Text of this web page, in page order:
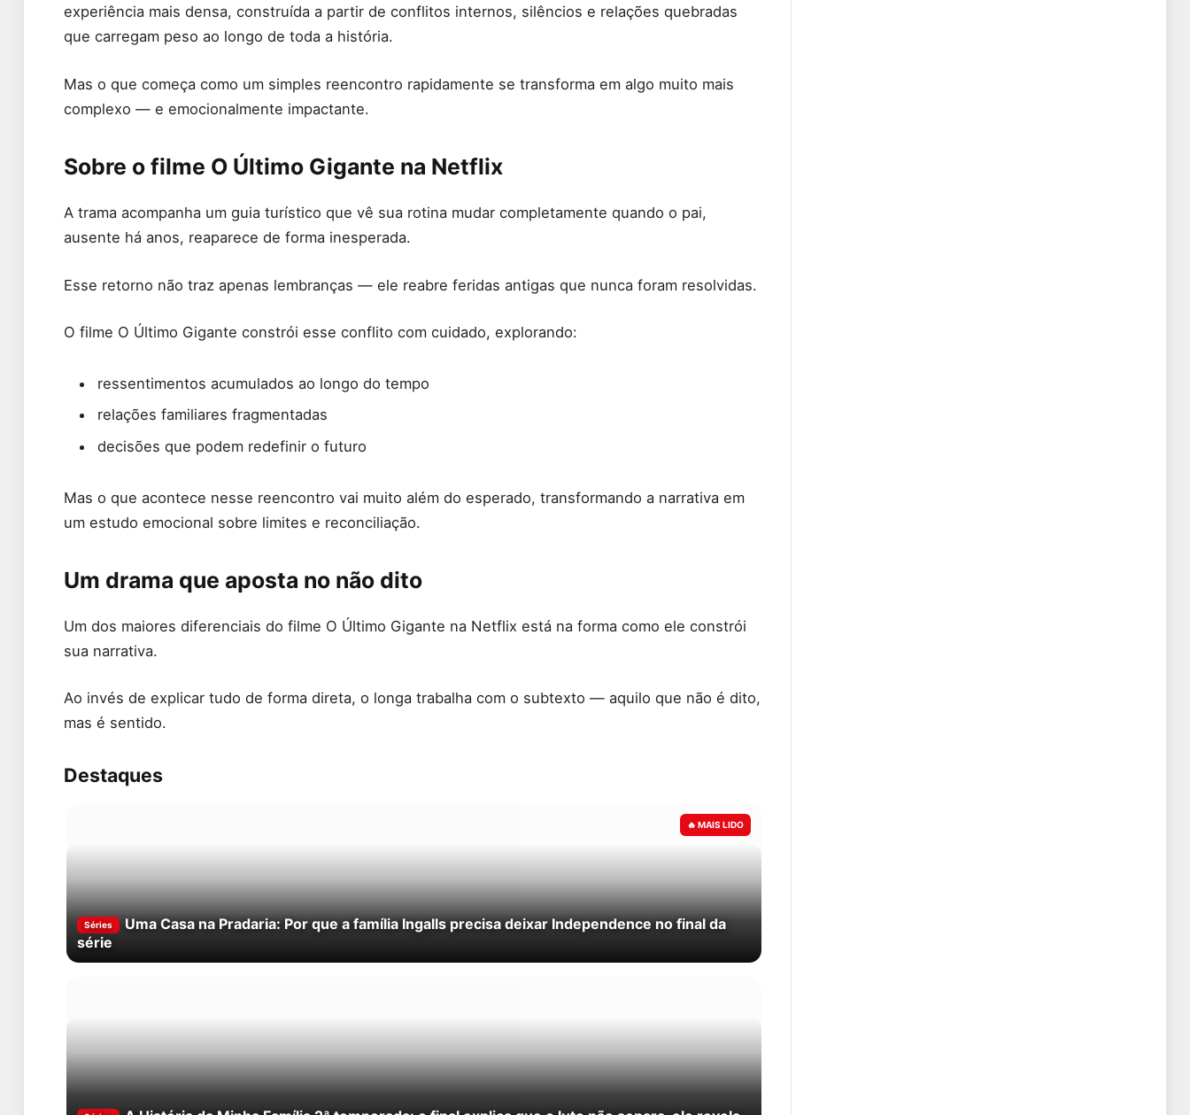
experiência mais densa, construída a partir de conflitos internos, silêncios e relações quebradas
que carregam peso ao longo de toda a história.
Mas o que começa como um simples reencontro rapidamente se transforma em algo muito mais
complexo — e emocionalmente impactante.
Sobre o filme O Último Gigante na Netflix
A trama acompanha um guia turístico que vê sua rotina mudar completamente quando o pai,
ausente há anos, reaparece de forma inesperada.
Esse retorno não traz apenas lembranças — ele reabre feridas antigas que nunca foram resolvidas.
O filme O Último Gigante constrói esse conflito com cuidado, explorando:
ressentimentos acumulados ao longo do tempo
relações familiares fragmentadas
decisões que podem redefinir o futuro
Mas o que acontece nesse reencontro vai muito além do esperado, transformando a narrativa em
um estudo emocional sobre limites e reconciliação.
Um drama que aposta no não dito
Um dos maiores diferenciais do filme O Último Gigante na Netflix está na forma como ele constrói
sua narrativa.
Ao invés de explicar tudo de forma direta, o longa trabalha com o subtexto — aquilo que não é dito,
mas é sentido.
Destaques
Séries
Uma Casa na Pradaria: Por que a família Ingalls precisa deixar Independence no final da
série